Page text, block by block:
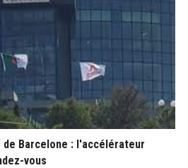
de Barcelone : l'accélérateur
vous